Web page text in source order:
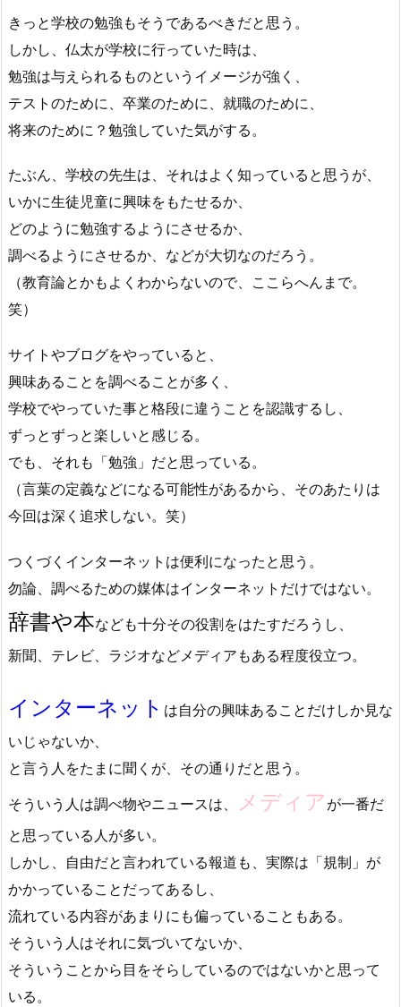
きっと学校の勉強もそうであるべきだと思う。
しかし、仏太が学校に行っていた時は、
勉強は与えられるものというイメージが強く、
テストのために、卒業のために、就職のために、
将来のために？勉強していた気がする。
たぶん、学校の先生は、それはよく知っていると思うが、
いかに生徒児童に興味をもたせるか、
どのように勉強するようにさせるか、
調べるようにさせるか、などが大切なのだろう。
（教育論とかもよくわからないので、ここらへんまで。
笑）
サイトやブログをやっていると、
興味あることを調べることが多く、
学校でやっていた事と格段に違うことを認識するし、
ずっとずっと楽しいと感じる。
でも、それも「勉強」だと思っている。
（言葉の定義などになる可能性があるから、そのあたりは
今回は深く追求しない。笑）
つくづくインターネットは便利になったと思う。
勿論、調べるための媒体はインターネットだけではない。
辞書や本なども十分その役割をはたすだろうし、
新聞、テレビ、ラジオなどメディアもある程度役立つ。
インターネット は自分の興味あることだけしか見な
いじゃないか、
と言う人をたまに聞くが、その通りだと思う。
そういう人は調べ物やニュースは、
メディア が一番だ
と思っている人が多い。
しかし、自由だと言われている報道も、実際は「規制」が
かかっていることだってあるし、
流れている内容があまりにも偏っていることもある。
そういう人はそれに気づいてないか、
そういうことから目をそらしているのではないかと思って
いる。